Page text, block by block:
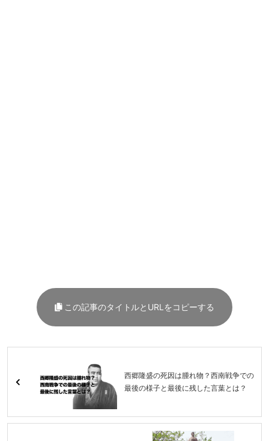
この記事のタイトルとURLをコピーする
西郷隆盛の死因は腫れ物？西南戦争での
最後の様子と最後に残した言葉とは？